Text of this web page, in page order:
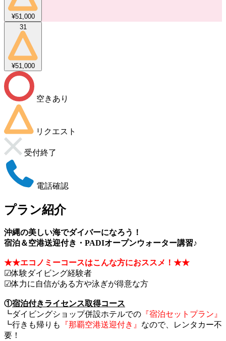
¥51,000
31
¥51,000
空きあり
リクエスト
受付終了
電話確認
プラン紹介
沖縄の美しい海でダイバーになろう！
宿泊＆空港送迎付き・PADIオープンウォーター講習♪
★★エコノミーコースはこんな方におススメ！★★
☑体験ダイビング経験者
☑体力に自信がある方や泳ぎが得意な方
①宿泊付きライセンス取得コース
┗ダイビングショップ併設ホテルでの 『宿泊セットプラン』
┗行きも帰りも
『那覇空港送迎付き』 なので、レンタカー不
要！